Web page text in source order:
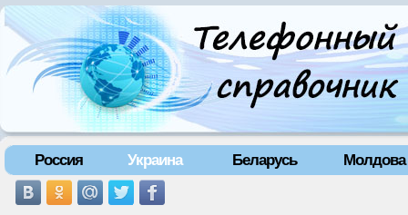
Россия Украина Беларусь Молдова